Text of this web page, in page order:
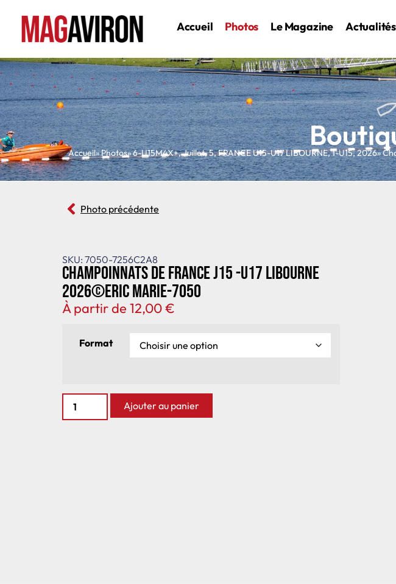
Accueil Photos Le Magazine Actualités
Accueil» Photos»6-U15M4X+,Juillet,5,FRANCE U15-U17 LIBOURNE,1-U15,2026»
Photo précédente
SKU: 7050-7256C2A8
Champoinnats de France J15 -U17 Libourne
2026©Eric Marie-7050
À partir de 12,00€
Format
Ajouter au panier